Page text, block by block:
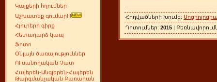
Կայքերի հղումներ
Աշխատեք գումար!!!
Հյուրերի գիրք
Հետադարձ կապ
Ֆոտո
Օնլայն ծառայություններ
ՈՒսանողական Չատ
Հայերեն-Անգլերեն-Հայերեն
Թարգմանչական Բառարան
Հոդվածների Խումբ:
Դիտումներ: 2015 |